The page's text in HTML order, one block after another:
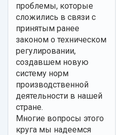
проблемы, которые
сложились в связи с
принятым ранее
законом о техническом
регулировании,
создавшем новую
систему норм
производственной
деятельности в нашей
стране.
Многие вопросы этого
круга мы надеемся